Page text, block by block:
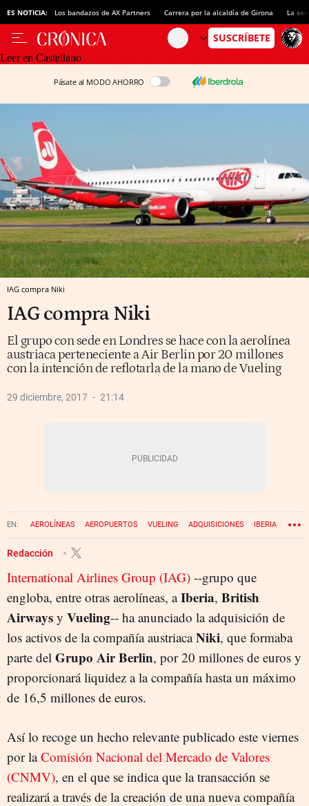
ES NOTICIA: Los bandazos de AX Partners Carrera por la alcaldía de Girona La
Leer en Castellano
Pásate al MODO AHORRO
IAG compra Niki
IAG compra Niki
El grupo con sede en Londres se hace con la aerolínea
austriaca perteneciente a Air Berlin por 20 millones
con la intención de reflotarla de la mano de Vueling
29 diciembre, 2017 21:14
AEROLÍNEAS AEROPUERTOS VUELING ADQUISICIONES IBERIA
BRITISH AIRWAYS
Redacción
International Airlines Group (IAG) --grupo que
engloba, entre otras aerolíneas, aIberia, British
Airways y Vueling-- ha anunciado la adquisición de
los activos de la compañía austriacaNiki, que formaba
parte del Grupo Air Berlin, por 20 millones de euros y
proporcionará liquidez a la compañía hasta un máximo
de 16,5 millones de euros.
Así lo recoge un hecho relevante publicado este viernes
por laComisión Nacional del Mercado de Valores
(CNMV), en el que se indica que la transacción se
realizará a través de la creación de una nueva compañía